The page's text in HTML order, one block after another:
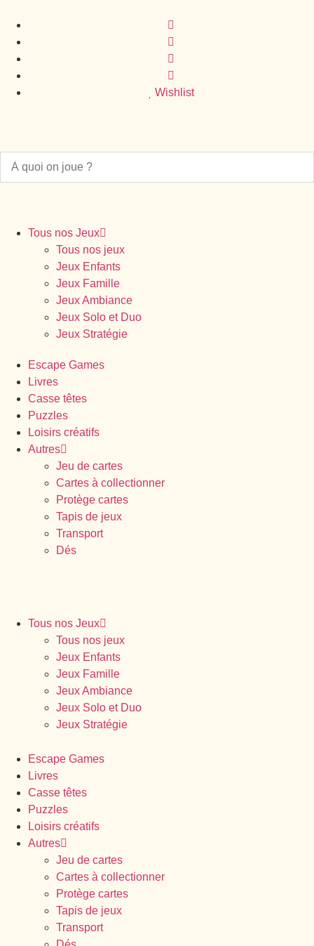
Wishlist
Tous nos Jeux
Tous nos jeux
Jeux Enfants
Jeux Famille
Jeux Ambiance
Jeux Solo et Duo
Jeux Stratégie
Escape Games
Livres
Casse têtes
Puzzles
Loisirs créatifs
Autres
Jeu de cartes
Cartes à collectionner
Protège cartes
Tapis de jeux
Transport
Dés
Tous nos Jeux
Tous nos jeux
Jeux Enfants
Jeux Famille
Jeux Ambiance
Jeux Solo et Duo
Jeux Stratégie
Escape Games
Livres
Casse têtes
Puzzles
Loisirs créatifs
Autres
Jeu de cartes
Cartes à collectionner
Protège cartes
Tapis de jeux
Transport